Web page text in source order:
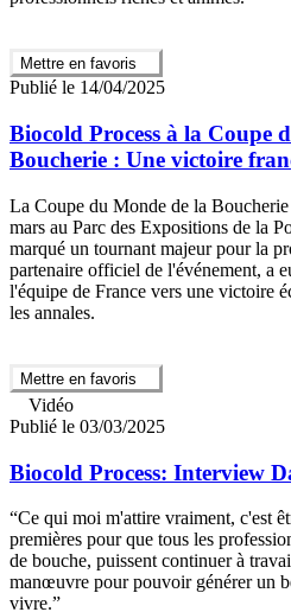
Mettre en favoris
Publié le 14/04/2025
Biocold Process à la Coupe
Boucherie : Une victoire
La Coupe du Monde de la Boucherie
mars au Parc des Expositions de la
marqué un tournant majeur pour la
partenaire officiel de l'événement, a
l'équipe de France vers une victoire
les annales.
Mettre en favoris
Vidéo
Publié le 03/03/2025
Biocold Process: Interview
“Ce qui moi m'attire vraiment, c'est
premières pour que tous les
de bouche, puissent continuer à
manœuvre pour pouvoir générer un
vivre.”